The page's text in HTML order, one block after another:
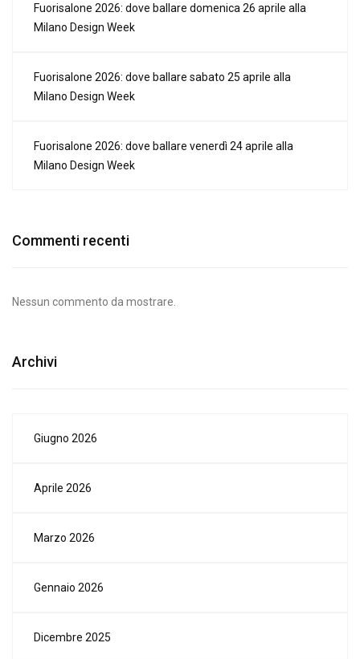
Fuorisalone 2026: dove ballare domenica 26 aprile alla
Milano Design Week
Fuorisalone 2026: dove ballare sabato 25 aprile alla
Milano Design Week
Fuorisalone 2026: dove ballare venerdì 24 aprile alla
Milano Design Week
Commenti recenti
Nessun commento da mostrare.
Archivi
Giugno 2026
Aprile 2026
Marzo 2026
Gennaio 2026
Dicembre 2025